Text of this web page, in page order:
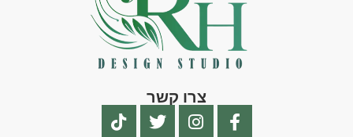
צרו קשר